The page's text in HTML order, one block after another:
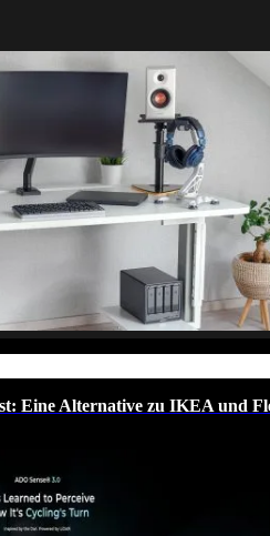
Eine Alternative zu IKEA und